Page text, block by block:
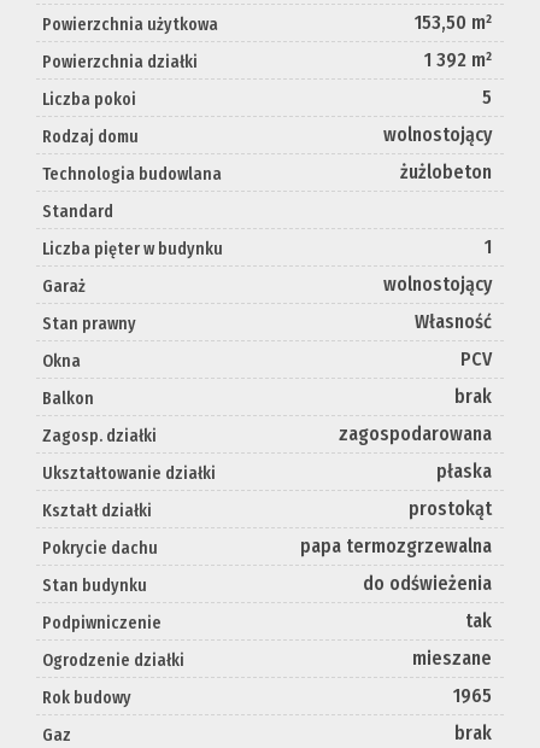
Powierzchnia użytkowa 153,50 m²
Powierzchnia działki 1 392 m²
Liczba pokoi 5
Rodzaj domu wolnostojący
Technologia budowlana żużlobeton
Standard
Liczba pięter w budynku
1
Garaż wolnostojący
Stan prawny Własność
Okna PCV
Balkon brak
Zagosp. działki zagospodarowana
Ukształtowanie działki płaska
Kształt działki prostokąt
Pokrycie dachu papa termozgrzewalna
Stan budynku do odświeżenia
Podpiwniczenie tak
Ogrodzenie działki mieszane
Rok budowy 1965
Gaz brak